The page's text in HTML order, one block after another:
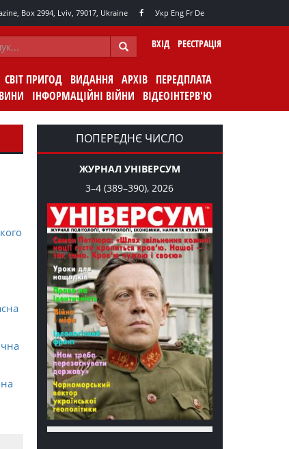
Box 2994, Lviv, 79017, Ukraine Укр Eng Fr De
ВХІД РЕЄСТРАЦІЯ
СВІТ ПРИГОД ВИДАННЯ АРХІВ ПЕРЕДПЛАТА
ІНФОРМАЦІЙНІ ВІЙНИ ВІДЕОІНТЕРВ'Ю
ПОПЕРЕДНЄ ЧИСЛО
ЖУРНАЛ УНІВЕРСУМ
3–4 (389–390), 2026